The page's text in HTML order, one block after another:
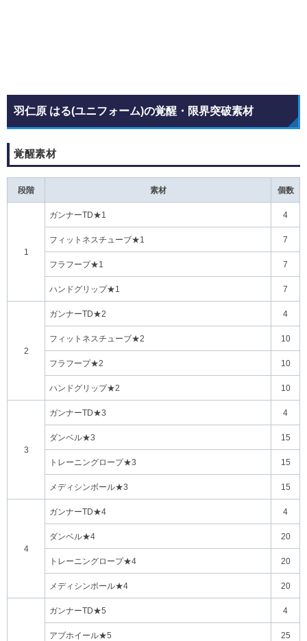
羽仁原 はる(ユニフォーム)の覚醒・限界突破素材
覚醒素材
段階 素材 個数
1
ガンナーTD★1 4
フィットネスチューブ★1 7
フラフープ★1 7
ハンドグリップ★1 7
2
ガンナーTD★2 4
フィットネスチューブ★2 10
フラフープ★2 10
ハンドグリップ★2 10
3
ガンナーTD★3 4
ダンベル★3 15
トレーニングロープ★3 15
メディシンボール★3 15
4
ガンナーTD★4 4
ダンベル★4 20
トレーニングロープ★4 20
メディシンボール★4 20
ガンナーTD★5 4
アブホイール★5 25